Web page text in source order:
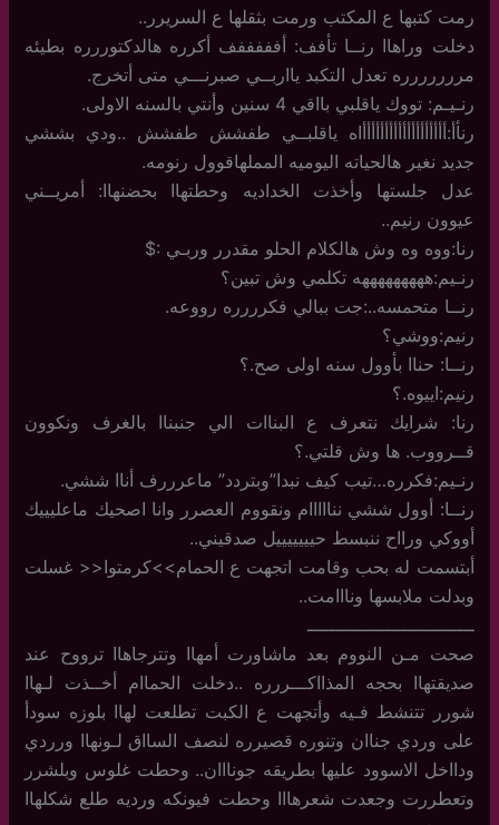
رمت كتبها ع المكتب ورمت بثقلها ع السريرر..
دخلت وراهاا رنــا تأفف: أفففففف أكرره هالدكتوررره بطيئه
مررررررره تعدل التكبد يااربــي صبرنـــي متى أتخرج.
رنـيـم: تووك ياقلبي بااقي 4 سنين وأنتي بالسنه الاولى.
رنأأ:أأأأأأأأأأأأأأأأأأأاه ياقلبــي طفشش طفشش ..ودي بششي
جديد نغير هالحياته اليوميه المملهاقوول رنومه.
عدل جلستها وأخذت الخداديه وحطتهاا بحضنهاا: أمريــني
عيوون رنيم..
رنا:ووه وه وش هالكلام الحلو مقدرر وربـي :$
رنـيم:هههههههههه تكلمي وش تبين؟
رنــا متحمسه..:جت ببالي فكرررره رووعه.
رنيم:ووشي؟
رنــا: حناا بأوول سنه اولى صح.؟
رنيم:اييوه.؟
رنا: شرايك نتعرف ع البناات الي جنبناا بالغرف ونكوون
قــرووب. ها وش قلتي.؟
رنـيم:فكرره…تيب كيف نبدا”وبتردد” ماعرررف أناا ششي.
رنــا: أوول ششي ننااااام ونقووم العصرر وانا اصحيك ماعليييك
أووكي ورااح ننبسط حيييييييل صدقيني..
أبتسمت له بحب وقامت اتجهت ع الحمام>>كرمتوا<< غسلت
وبدلت ملابسها ونااامت..
ــــــــــــــــــــــــــــــ
صحت مـن النووم بعد ماشاورت أمهاا وتترجاهاا ترووح عند
صديقتهاا بحجه المذااكـــررره ..دخلت الحماام أخــذت لـهاا
شورر تتنشط فـيه وأتجهت ع الكبت تطلعت لهاا بلوزه سودأ
على وردي جناان وتنوره قصيرره لنصف السااق لـونهاا ورردي
ودااخل الاسوود عليها بطريقه جونااان.. وحطت غلوس وبلشرر
وتعطررت وجعدت شعرهااا وحطت فيونكه ورديه طلع شكلهاا